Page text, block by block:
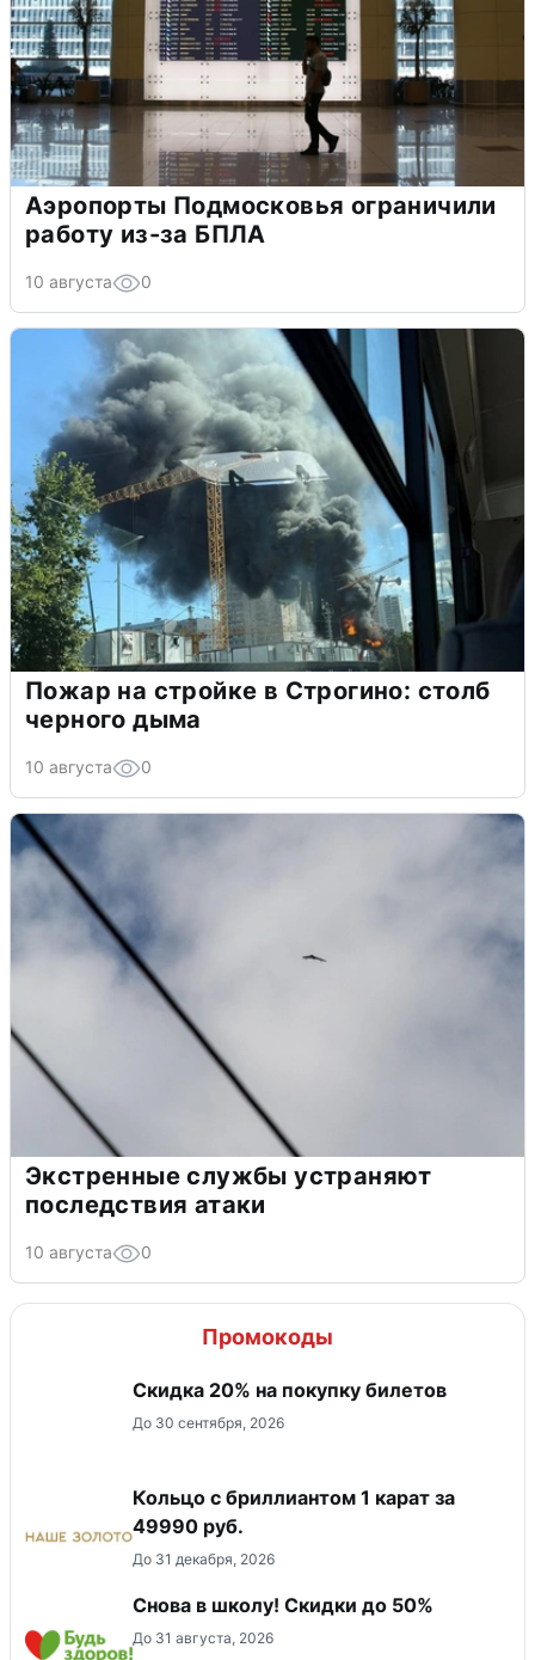
Аэропорты Подмосковья ограничили
работу из-за БПЛА
10 августа 0
Пожар на стройке в Строгино: столб
черного дыма
10 августа 0
Экстренные службы устраняют
последствия атаки
10 августа 0
Промокоды
Скидка 20% на покупку билетов
До 30 сентября, 2026
Кольцо с бриллиантом 1 карат за
49990 руб.
До 31 декабря, 2026
Снова в школу! Скидки до 50%
До 31 августа, 2026